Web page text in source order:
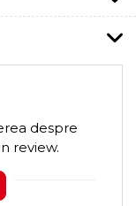
despre
review.